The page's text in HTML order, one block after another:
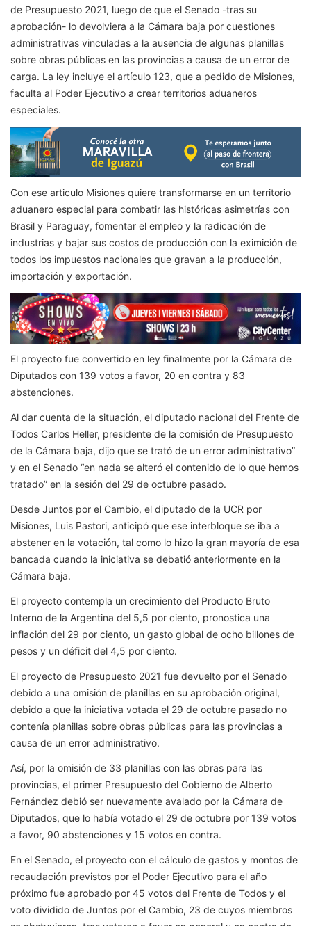
de Presupuesto 2021, luego de que el Senado -tras su
aprobación- lo devolviera a la Cámara baja por cuestiones
administrativas vinculadas a la ausencia de algunas planillas
sobre obras públicas en las provincias a causa de un error de
carga. La ley incluye el artículo 123, que a pedido de Misiones,
faculta al Poder Ejecutivo a crear territorios aduaneros
especiales.
Con ese articulo Misiones quiere transformarse en un territorio
aduanero especial para combatir las históricas asimetrías con
Brasil y Paraguay, fomentar el empleo y la radicación de
industrias y bajar sus costos de producción con la eximición de
todos los impuestos nacionales que gravan a la producción,
importación y exportación.
El proyecto fue convertido en ley finalmente por la Cámara de
Diputados con 139 votos a favor, 20 en contra y 83
abstenciones.
Al dar cuenta de la situación, el diputado nacional del Frente de
Todos Carlos Heller, presidente de la comisión de Presupuesto
de la Cámara baja, dijo que se trató de un error administrativo”
y en el Senado “en nada se alteró el contenido de lo que hemos
tratado” en la sesión del 29 de octubre pasado.
Desde Juntos por el Cambio, el diputado de la UCR por
Misiones, Luis Pastori, anticipó que ese interbloque se iba a
abstener en la votación, tal como lo hizo la gran mayoría de esa
bancada cuando la iniciativa se debatió anteriormente en la
Cámara baja.
El proyecto contempla un crecimiento del Producto Bruto
Interno de la Argentina del 5,5 por ciento, pronostica una
inflación del 29 por ciento, un gasto global de ocho billones de
pesos y un déficit del 4,5 por ciento.
El proyecto de Presupuesto 2021 fue devuelto por el Senado
debido a una omisión de planillas en su aprobación original,
debido a que la iniciativa votada el 29 de octubre pasado no
contenía planillas sobre obras públicas para las provincias a
causa de un error administrativo.
Así, por la omisión de 33 planillas con las obras para las
provincias, el primer Presupuesto del Gobierno de Alberto
Fernández debió ser nuevamente avalado por la Cámara de
Diputados, que lo había votado el 29 de octubre por 139 votos
a favor, 90 abstenciones y 15 votos en contra.
En el Senado, el proyecto con el cálculo de gastos y montos de
recaudación previstos por el Poder Ejecutivo para el año
próximo fue aprobado por 45 votos del Frente de Todos y el
voto dividido de Juntos por el Cambio, 23 de cuyos miembros